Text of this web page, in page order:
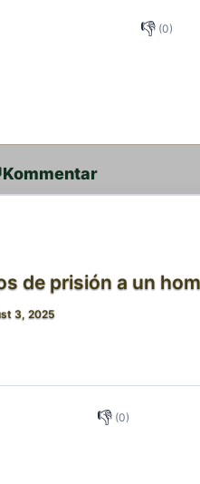
👎 (0)
de prisión a un
3, 2025
👎 (0)